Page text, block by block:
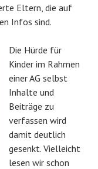
Eltern, die auf
Infos sind.
Die Hürde für
Kinder im Rahmen
einer AG selbst
Inhalte und
Beiträge zu
verfassen wird
damit deutlich
gesenkt. Vielleicht
lesen wir schon